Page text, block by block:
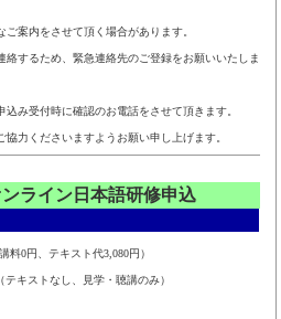
案内をさせて頂く場合があります。
絡するため、緊急連絡先のご登録をお願いいたしま
み受付時に確認のお電話をさせて頂きます。
力くださいますようお願い申し上げます。
ライン日本語研修申込
講料0円、テキスト代3,080円）
（テキストなし、見学・聴講のみ）